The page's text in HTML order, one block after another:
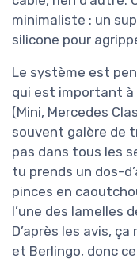
minimaliste : un
silicone pour
Le système est
qui est important à
(Mini, Mercedes
souvent galère de
pas dans tous les
tu prends un dos-
pinces en
l’une des lamelles
D’après les avis,
et Berlingo, donc